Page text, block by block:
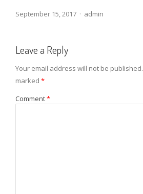
September 15, 2017
Author
admin
Leave a Reply
Your email address will not be published.
marked *
Comment*